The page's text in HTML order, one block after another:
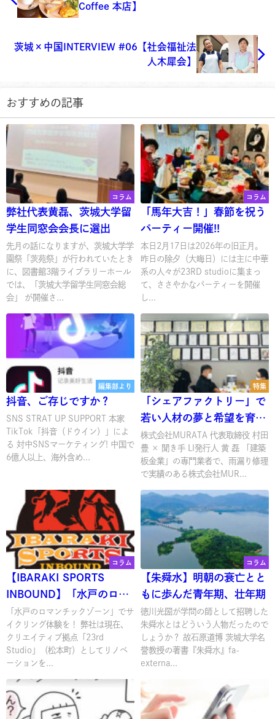
Coffee 本店】
茨城×中国INTERVIEW #06【社会福祉法
人木犀会】
おすすめの記事
コラム
弊社代表黄磊、茨城大学留
学生同窓会会長に選出
先月の話になりますが、茨城大学学
園祭「茨苑祭」が行われていたとき
に、図書館3階ライブラリーホール
では、「茨城大学留学生同窓会総
会」 が開催さ...
コラム
「馬年大吉！」春節を祝う
パーティー開催!!
本日2月17日は2026年の旧正月。
昨日の除夕（大晦日）には主に中華
系の人々が23RD studioに集まっ
て、ささやかなパーティーを開催
し...
編集部より
抖音、ご存じですか？
SNS STRAT UP SUPPORT 本家
TikTok「抖音（ドウイン）」によ
る 対中SNSマーケティング! 中国で
6億人以上、海外含め...
特集
「シェアファクトリー」で
若い人材の夢と希望を育て
る!!
株式会社MURATA 代表取締役 村田
豊 × 聞き手 LI発行人 黄 磊 「建築
板金業」の専門業者で、雨漏り修理
で実績のある株式会社MUR...
コラム
【IBARAKI SPORTS
INBOUND】「水戸のロマ
ンチックゾーン」でサイク
リング体験を！
「水戸のロマンチックゾーン」でサ
イクリング体験を！ 弊社は現在、
クリエイティブ拠点「23rd
Studio」（松本町）としてリノベ
ーションを...
コラム
【朱舜水】明朝の衰亡とと
もに歩んだ青年期、壮年期
徳川光圀が学問の師として招聘した
朱舜水とはどういう人物だったので
しょうか？ 故石原道博 茨城大学名
誉教授の著書『朱舜水』fa-
externa...